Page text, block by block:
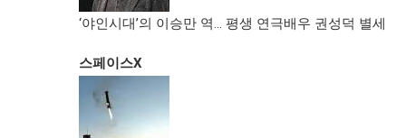
‘야인시대’의 이승만 역… 평생 연극배우 권성덕 별세
스페이스X